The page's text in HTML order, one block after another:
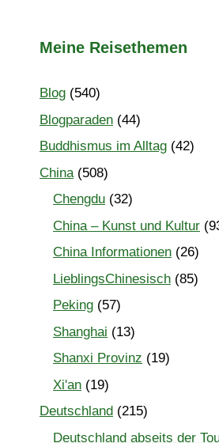
Meine Reisethemen
Blog (540)
Blogparaden (44)
Buddhismus im Alltag (42)
China (508)
Chengdu (32)
China – Kunst und Kultur
China Informationen (26)
LieblingsChinesisch (85)
Peking (57)
Shanghai (13)
Shanxi Provinz (19)
Xi'an (19)
Deutschland (215)
Deutschland abseits der